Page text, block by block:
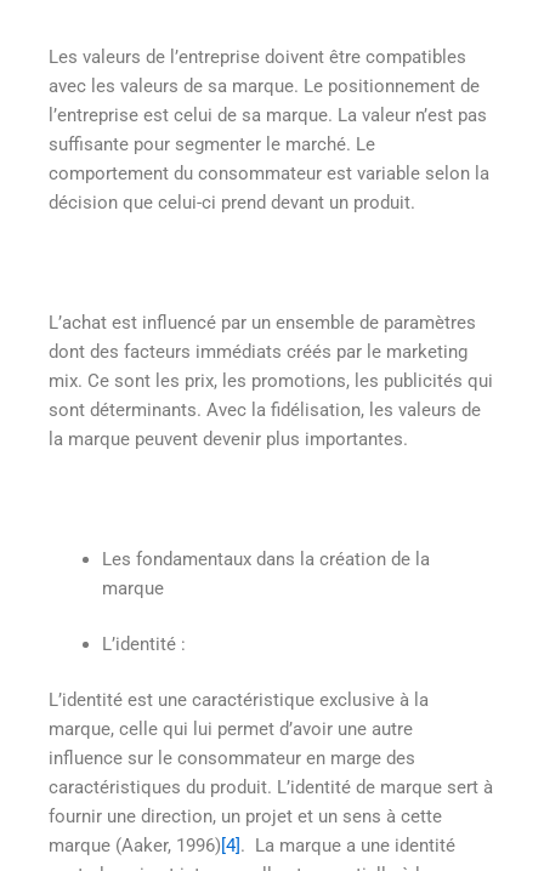
Les valeurs de l’entreprise doivent être compatibles
avec les valeurs de sa marque. Le positionnement de
l’entreprise est celui de sa marque. La valeur n’est pas
suffisante pour segmenter le marché. Le
comportement du consommateur est variable selon la
décision que celui-ci prend devant un produit.
L’achat est influencé par un ensemble de paramètres
dont des facteurs immédiats créés par le marketing
mix. Ce sont les prix, les promotions, les publicités qui
sont déterminants. Avec la fidélisation, les valeurs de
la marque peuvent devenir plus importantes.
Les fondamentaux dans la création de la
marque
L’identité :
L’identité est une caractéristique exclusive à la
marque, celle qui lui permet d’avoir une autre
influence sur le consommateur en marge des
caractéristiques du produit. L’identité de marque sert à
fournir une direction, un projet et un sens à cette
marque (Aaker, 1996)[4]. La marque a une identité